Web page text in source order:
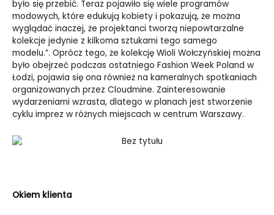
było się przebić. Teraz pojawiło się wiele programów
modowych, które edukują kobiety i pokazują, że można
wyglądać inaczej, że projektanci tworzą niepowtarzalne
kolekcje jedynie z kilkoma sztukami tego samego
modelu.”. Oprócz tego, że kolekcję Wioli Wołczyńskiej można
było obejrzeć podczas ostatniego Fashion Week Poland w
Łodzi, pojawia się ona również na kameralnych spotkaniach
organizowanych przez Cloudmine. Zainteresowanie
wydarzeniami wzrasta, dlatego w planach jest stworzenie
cyklu imprez w różnych miejscach w centrum Warszawy.
Okiem klienta